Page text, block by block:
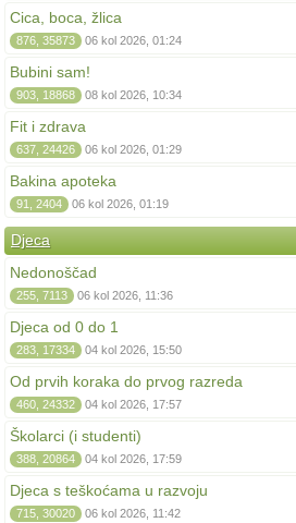
Cica, boca, žlica
876, 35873 06 kol 2026, 01:24
Bubini sam!
903, 18868 08 kol 2026, 10:34
Fit i zdrava
637, 24426 06 kol 2026, 01:29
Bakina apoteka
91, 2404 06 kol 2026, 01:19
Djeca
Nedonoščad
255, 7113 06 kol 2026, 11:36
Djeca od 0 do 1
283, 17334 04 kol 2026, 15:50
Od prvih koraka do prvog razreda
460, 24332 04 kol 2026, 17:57
Školarci (i studenti)
388, 20864 04 kol 2026, 17:59
Djeca s teškoćama u razvoju
715, 30020 06 kol 2026, 11:42